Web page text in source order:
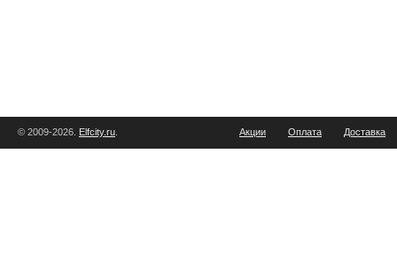
© 2009-2026. Elfcity.ru Акции Оплата Доставка